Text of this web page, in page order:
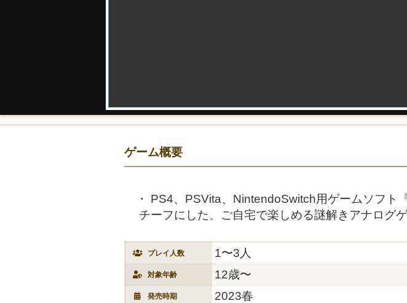
ゲーム概要
PS4、PSVita、NintendoSwitch用ゲームソフト
チーフにした、ご自宅で楽しめる謎解きアナログ
プレイ人数 1〜3人
対象年齢 12歳〜
発売時期 2023春